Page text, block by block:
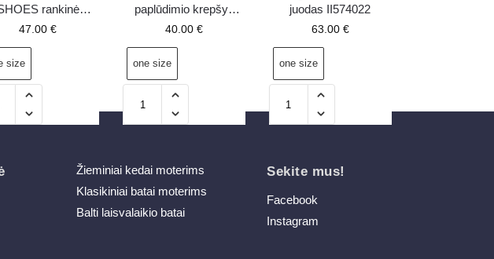
rankinė
NN574041 juoda
47.00€
size
paplūdimio krepšys
rudas Avonas
40.00€
one size
juodas II574022
63.00 €
one size
Žieminiai kedai moterims
Klasikiniai batai moterims
Balti laisvalaikio batai
Sekite mus!
Facebook
Instagram